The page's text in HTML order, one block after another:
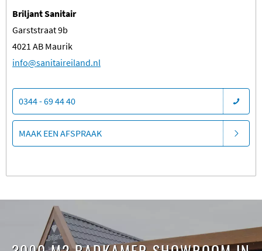
Briljant Sanitair
Garststraat 9b
4021 AB Maurik
​info@sanitaireiland.nl
0344 - 69 44 40
MAAK EEN AFSPRAAK